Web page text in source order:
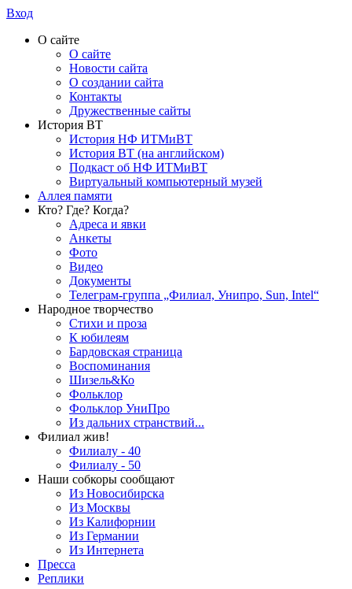
Вход
О сайте
О сайте
Новости сайта
О создании сайта
Контакты
Дружественные сайты
История ВТ
История НФ ИТМиВТ
История ВТ (на английском)
Подкаст об НФ ИТМиВТ
Виртуальный компьютерный музей
Аллея памяти
Кто? Где? Когда?
Адреса и явки
Анкеты
Фото
Видео
Документы
Телеграм-группа „Филиал, Унипро, Sun, Intel“
Народное творчество
Стихи и проза
К юбилеям
Бардовская страница
Воспоминания
Шизель&Ко
Фольклор
Фольклор УниПро
Из дальних странствий...
Филиал жив!
Филиалу - 40
Филиалу - 50
Наши собкоры сообщают
Из Новосибирска
Из Москвы
Из Калифорнии
Из Германии
Из Интернета
Пресса
Реплики